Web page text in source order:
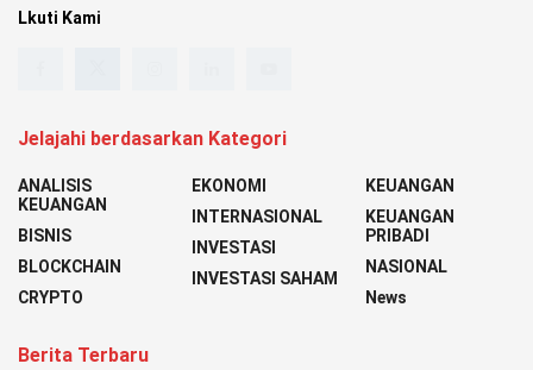
Lkuti Kami
Jelajahi berdasarkan Kategori
ANALISIS
KEUANGAN
BISNIS
BLOCKCHAIN
CRYPTO
EKONOMI
INTERNASIONAL
INVESTASI
INVESTASI SAHAM
KEUANGAN
KEUANGAN
PRIBADI
NASIONAL
News
Berita Terbaru